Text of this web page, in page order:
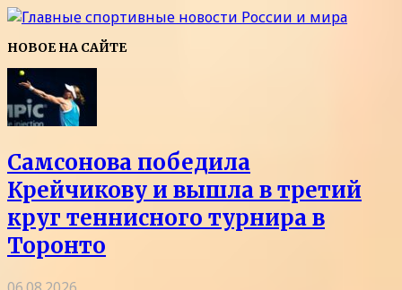
НОВОЕ НА САЙТЕ
Самсонова победила
Крейчикову и вышла в третий
круг теннисного турнира в
Торонто